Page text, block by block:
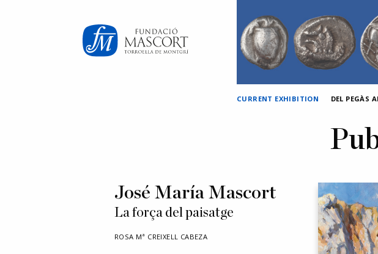
CURRENT EXHIBITION DEL PEGÀS
José María Mascort
La força del paisatge
ROSA Mª CREIXELL CABEZA